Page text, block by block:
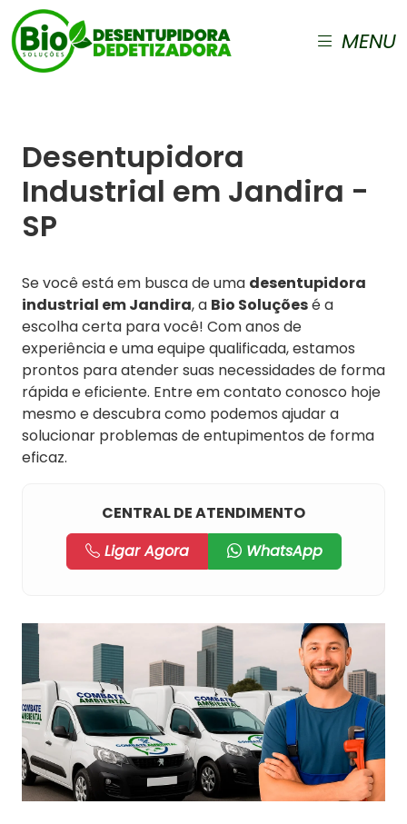
MENU
Desentupidora
Industrial em Jandira -
SP
Se você está em busca de uma desentupidora
industrial em Jandira, a Bio Soluçõesé a
escolha certa para você! Com anos de
experiência e uma equipe qualificada, estamos
prontos para atender suas necessidades de forma
rápida e eficiente. Entre em contato conosco hoje
mesmo e descubra como podemos ajudar a
solucionar problemas de entupimentos de forma
eficaz.
CENTRAL DE ATENDIMENTO
Ligar Agora
WhatsApp